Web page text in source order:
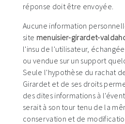
réponse doit être envoyée.
Aucune information
site menuisier-girardet-
l'insu de l'utilisateur,
ou vendue sur un support
Seule l'hypothèse du rachat
Girardet et de ses droits
des dites informations à
serait à son tour tenu de la
conservation et de